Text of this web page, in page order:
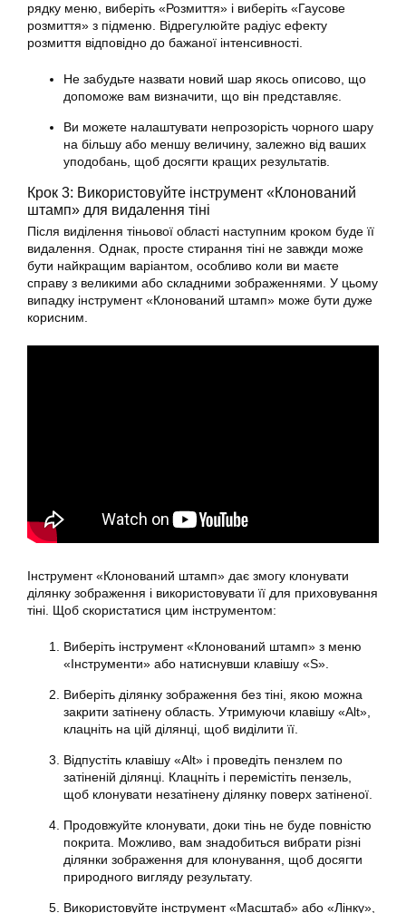
рядку меню, виберіть «Розмиття» і виберіть «Гаусове
розмиття» з підменю. Відрегулюйте радіус ефекту
розмиття відповідно до бажаної інтенсивності.
Не забудьте назвати новий шар якось описово, що
допоможе вам визначити, що він представляє.
Ви можете налаштувати непрозорість чорного шару
на більшу або меншу величину, залежно від ваших
уподобань, щоб досягти кращих результатів.
Крок 3: Використовуйте інструмент «Клонований
штамп» для видалення тіні
Після виділення тіньової області наступним кроком буде її
видалення. Однак, просте стирання тіні не завжди може
бути найкращим варіантом, особливо коли ви маєте
справу з великими або складними зображеннями. У цьому
випадку інструмент «Клонований штамп» може бути дуже
корисним.
Інструмент «Клонований штамп» дає змогу клонувати
ділянку зображення і використовувати її для приховування
тіні. Щоб скористатися цим інструментом:
Виберіть інструмент «Клонований штамп» з меню
«Інструменти» або натиснувши клавішу «S».
Виберіть ділянку зображення без тіні, якою можна
закрити затінену область. Утримуючи клавішу «Alt»,
клацніть на цій ділянці, щоб виділити її.
Відпустіть клавішу «Alt» і проведіть пензлем по
затіненій ділянці. Клацніть і перемістіть пензель,
щоб клонувати незатінену ділянку поверх затіненої.
Продовжуйте клонувати, доки тінь не буде повністю
покрита. Можливо, вам знадобиться вибрати різні
ділянки зображення для клонування, щоб досягти
природного вигляду результату.
Використовуйте інструмент «Масштаб» або «Лінку»,